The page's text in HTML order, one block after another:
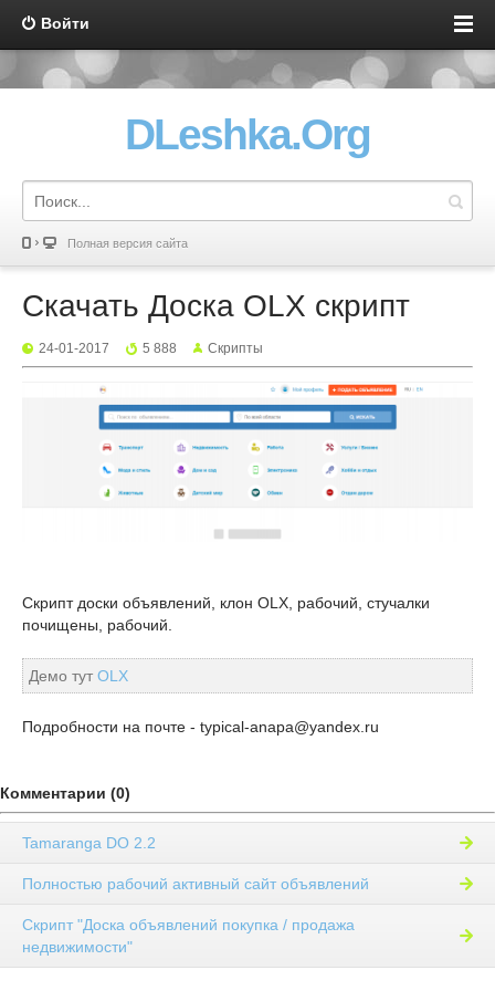
Войти
DLeshka.Org
Полная версия сайта
Скачать Доска OLX скрипт
24-01-2017 5 888 Скрипты
Скрипт доски объявлений, клон OLX, рабочий, стучалки
почищены, рабочий.
Демо тут OLX
Подробности на почте - typical-anapa@yandex.ru
Комментарии (0)
Tamaranga DO 2.2
Полностью рабочий активный сайт объявлений
Скрипт "Доска объявлений покупка / продажа
недвижимости"